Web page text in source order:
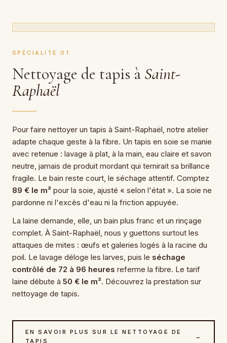
SPÉCIALITÉ 01
Nettoyage de tapis à Saint-
Raphaël
Pour faire nettoyer un tapis à Saint-Raphaël, notre atelier
adapte chaque geste à la fibre. Un tapis en soie se manie
avec retenue : lavage à plat, à la main, eau claire et savon
neutre, jamais de produit mordant qui ternirait sa brillance
fragile. Le bain reste court, le séchage attentif. Comptez
89 € le m² pour la soie, ajusté « selon l'état ». La soie ne
pardonne ni l'excès d'eau ni la friction appuyée.
La laine demande, elle, un bain plus franc et un rinçage
complet. À Saint-Raphaël, nous y guettons surtout les
attaques de mites : œufs et galeries logés à la racine du
poil. Le lavage déloge les larves, puis le séchage
contrôlé de 72 à 96 heures referme la fibre. Le tarif
laine débute à 50 € le m². Découvrez la prestation sur
nettoyage de tapis.
EN SAVOIR PLUS SUR LE NETTOYAGE DE
TAPIS
→